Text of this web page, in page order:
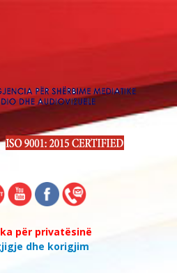
për privatësinë
dhe korigjim